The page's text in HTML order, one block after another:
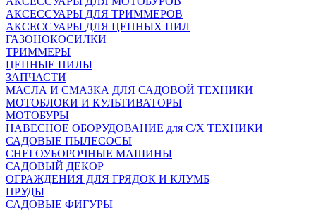
АКСЕССУАРЫ ДЛЯ ТРИММЕРОВ
АКСЕССУАРЫ ДЛЯ ЦЕПНЫХ ПИЛ
ГАЗОНОКОСИЛКИ
ТРИММЕРЫ
ЦЕПНЫЕ ПИЛЫ
ЗАПЧАСТИ
МАСЛА И СМАЗКА ДЛЯ САДОВОЙ ТЕХНИКИ
МОТОБЛОКИ И КУЛЬТИВАТОРЫ
МОТОБУРЫ
НАВЕСНОЕ ОБОРУДОВАНИЕ для С/Х ТЕХНИКИ
САДОВЫЕ ПЫЛЕСОСЫ
СНЕГОУБОРОЧНЫЕ МАШИНЫ
САДОВЫЙ ДЕКОР
ОГРАЖДЕНИЯ ДЛЯ ГРЯДОК И КЛУМБ
ПРУДЫ
САДОВЫЕ ФИГУРЫ